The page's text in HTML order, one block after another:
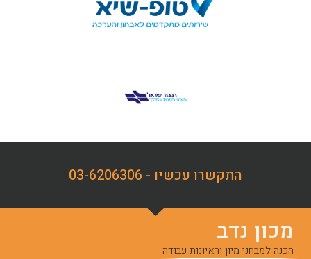
התקשרו עכשיו - 03-6206306
מכון נדב
הכנה למבחני מיון וראיונות עבודה